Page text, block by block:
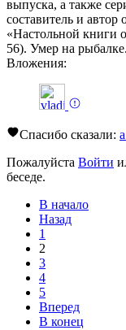
выпуска, а также
составитель и автор
«Настольной
56). Умер на рыбалке.
Вложения:
Спасибо сказали:
Пожалуйста Войти
беседе.
В начало
Назад
1
2
3
4
5
Вперед
В конец